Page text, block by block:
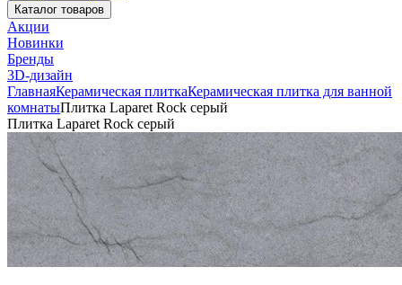
Каталог товаров
Акции
Новинки
Бренды
3D-дизайн
ГлавнаяКерамическая плиткаКерамическая плитка для ванной
комнатыПлитка Laparet Rock серый
Плитка Laparet Rock серый